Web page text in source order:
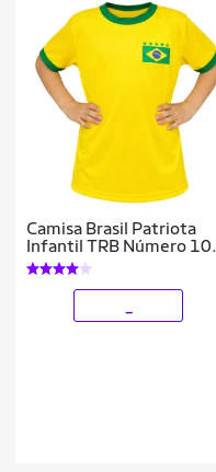
Camisa Brasil Patriota
Infantil TRB Número 10
Amarela